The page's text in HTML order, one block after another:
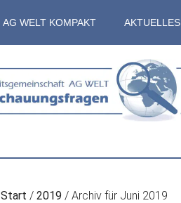
AG WELT KOMPAKT AKTUELLES
Start / 2019 / Archiv für Juni 2019